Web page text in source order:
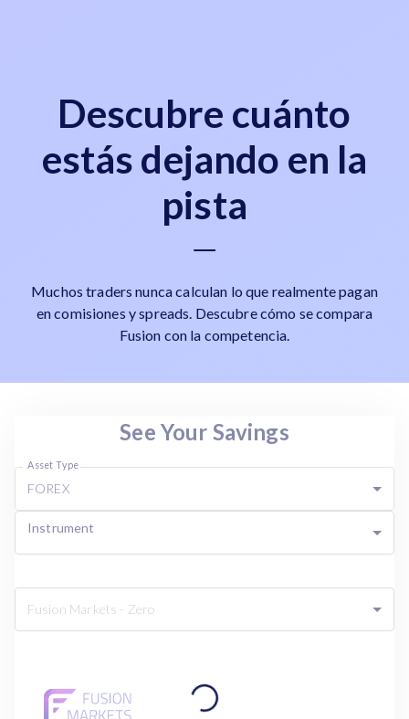
Descubre cuánto
estás dejando en la
pista
Muchos traders nunca calculan lo que realmente pagan
en comisiones y spreads. Descubre cómo se compara
Fusion con la competencia.
See Your Savings
Asset Type
FOREX
Instrument
Fusion Markets - Zero